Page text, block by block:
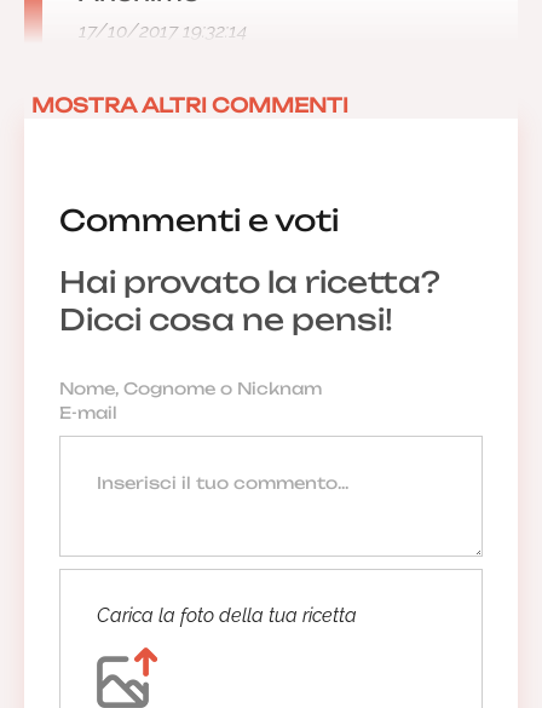
Commenti e voti
Hai provato la ricetta?
Dicci cosa ne pensi!
Carica la foto della tua ricetta
17/10/2017 19:32:14
MOSTRA ALTRI COMMENTI